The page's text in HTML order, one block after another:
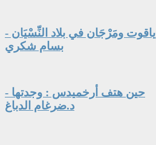
ياقوت ومَرْجَان في بلاد النِّسْيَان -
بسام شكري
حين هتف أرخميدس : وجدتها -
د.ضرغام الدباغ